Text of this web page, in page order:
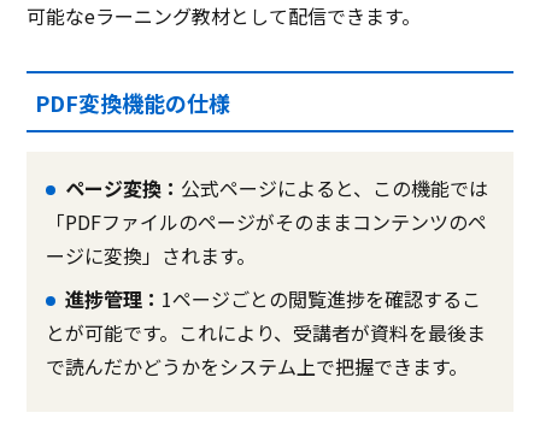
可能なeラーニング教材として配信できます。
PDF変換機能の仕様
ページ変換： 公式ページによると、この機能では
「PDFファイルのページがそのままコンテンツのペ
ージに変換」されます。
進捗管理： 1ページごとの閲覧進捗を確認するこ
とが可能です。これにより、受講者が資料を最後ま
で読んだかどうかをシステム上で把握できます。